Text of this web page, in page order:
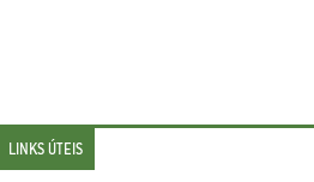
LINKS ÚTEIS